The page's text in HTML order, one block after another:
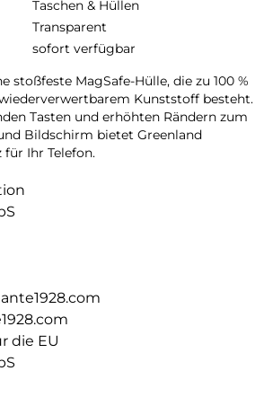
Taschen & Hüllen
Transparent
sofort verfügbar
stoßfeste MagSafe-Hülle, die zu 100 %
Kunststoff besteht.
Tasten und erhöhten Rändern zum
Bildschirm bietet Greenland
für Ihr Telefon.
die EU